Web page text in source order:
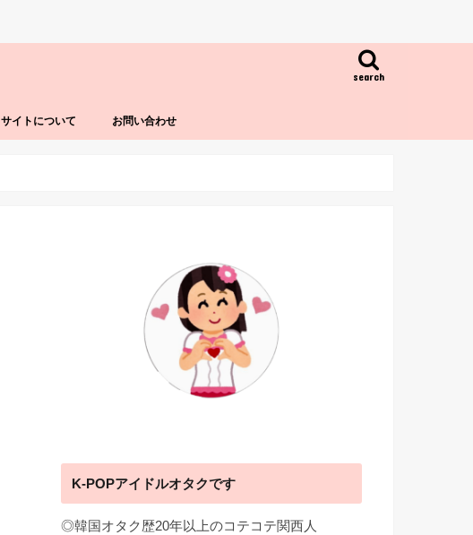
search
サイトについて お問い合わせ
K-POPアイドルオタクです
◎韓国オタク歴20年以上のコテコテ関西人